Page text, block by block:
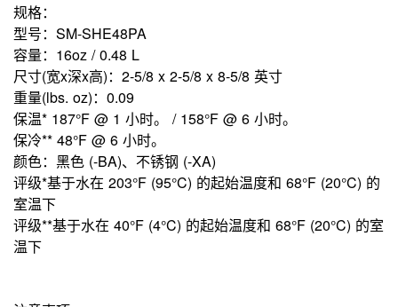
规格：
型号：SM-SHE48PA
容量：16oz / 0.48 L
尺寸(宽x深x高)：2-5/8 x 2-5/8 x 8-5/8 英寸
重量(lbs. oz)：0.09
保温* 187°F @ 1 小时。 / 158°F @ 6 小时。
保冷** 48°F @ 6 小时。
颜色：黑色 (-BA)、不锈钢 (-XA)
评级*基于水在 203°F (95°C) 的起始温度和 68°F (20°C) 的
室温下
评级**基于水在 40°F (4°C) 的起始温度和 68°F (20°C) 的室
温下